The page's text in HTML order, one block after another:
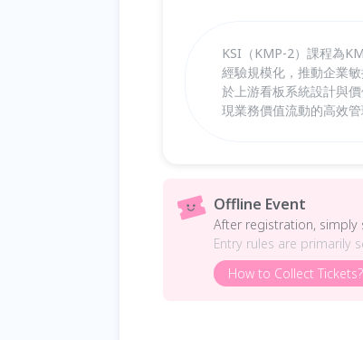
KSI（KMP-2）課程為
經驗規模化，推動企業
於上游看板系統設計與
現業務價值流動的高效管
Offline Event
After registration, simply
Entry rules are primarily
How to Collect Tickets?